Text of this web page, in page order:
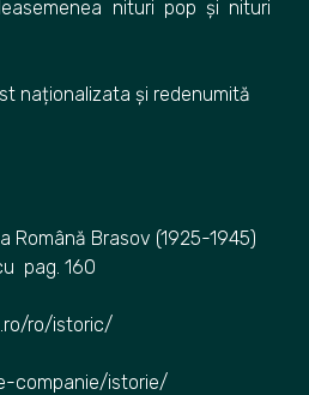
nituri pop și nituri
naționalizata și redenumită
Română Brasov (1925-1945)
pag. 160
ro/istoric/
companie/istorie/